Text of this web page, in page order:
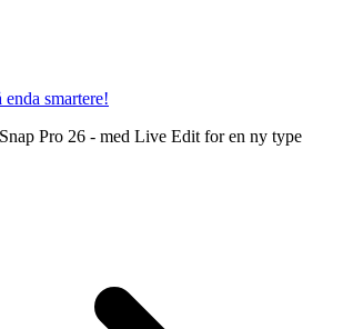
smartere!
Pro 26 - med Live Edit for en ny type